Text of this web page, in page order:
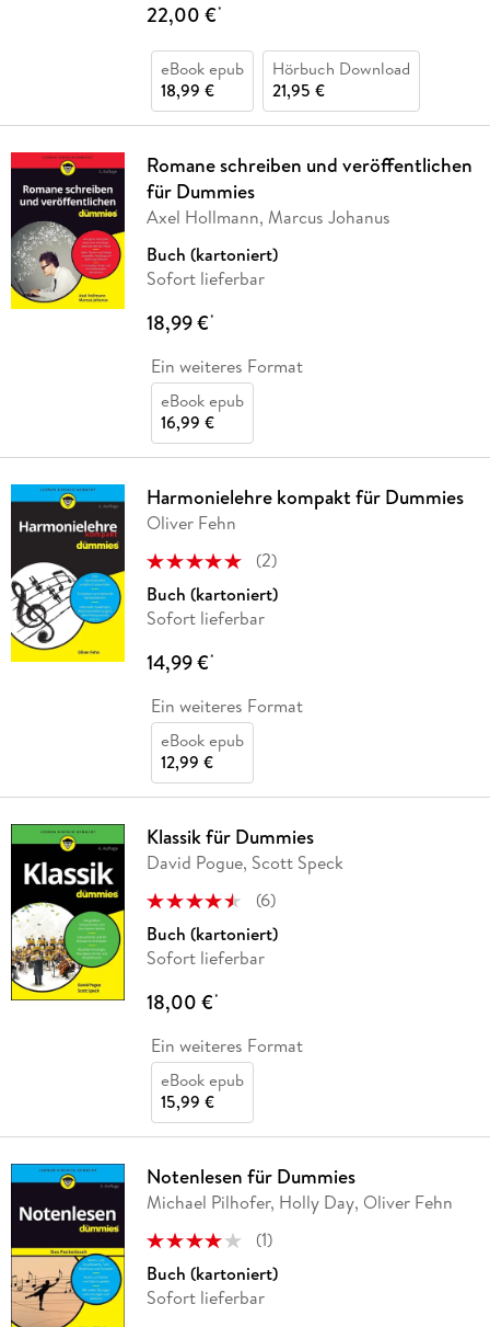
22,00 €*
eBook epub
18,99 €
Hörbuch Download
21,95 €
Romane schreiben und veröffentlichen
für Dummies
Axel Hollmann, Marcus Johanus
Buch (kartoniert)
Sofort lieferbar
18,99 €*
Ein weiteres Format
eBook epub
16,99 €
Harmonielehre kompakt für Dummies
Oliver Fehn
(2)
Buch (kartoniert)
Sofort lieferbar
14,99 €*
Ein weiteres Format
eBook epub
12,99 €
Klassik für Dummies
David Pogue, Scott Speck
(6)
Buch (kartoniert)
Sofort lieferbar
18,00 €*
Ein weiteres Format
eBook epub
15,99 €
Notenlesen für Dummies
Michael Pilhofer, Holly Day, Oliver Fehn
(1)
Buch (kartoniert)
Sofort lieferbar